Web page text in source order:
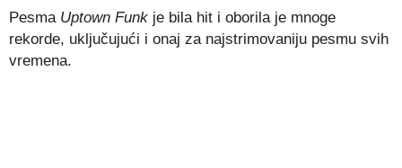
Pesma Uptown Funk je bila hit i oborila je mnoge
rekorde, uključujući i onaj za najstrimovaniju pesmu svih
vremena.